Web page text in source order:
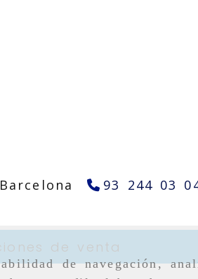
de navegación,
Barcelona 93 244 03
de venta